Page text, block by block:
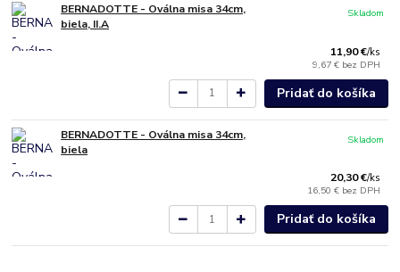
BERNADOTTE - Oválna misa 34cm,
biela, II.A
11,90 €/ks
9,67 € bez DPH
Skladom
Pridať do košíka
BERNADOTTE - Oválna misa 34cm,
biela
20,30 €/ks
16,50 € bez DPH
Skladom
Pridať do košíka